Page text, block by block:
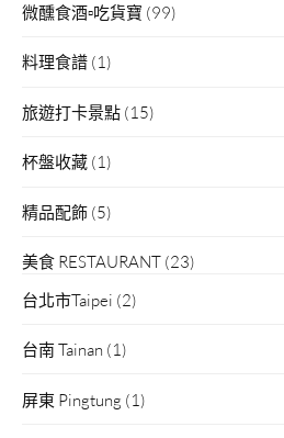
微醺食酒▫吃貨寶 (99)
料理食譜 (1)
旅遊打卡景點 (15)
杯盤收藏 (1)
精品配飾 (5)
美食 RESTAURANT (23)
台北市Taipei (2)
台南 Tainan (1)
屏東 Pingtung (1)